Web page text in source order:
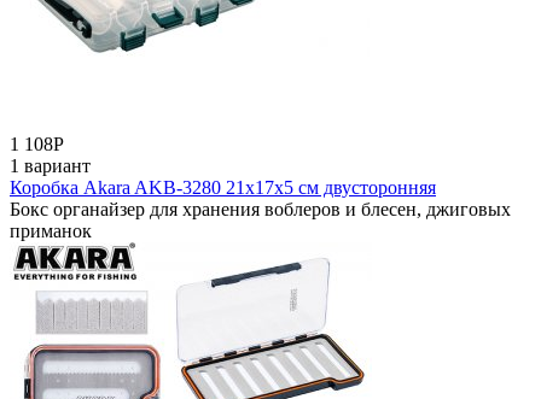
1 108Р
1 вариант
Коробка Akara AKB-3280 21x17x5 см двусторонняя
Бокс органайзер для хранения воблеров и блесен, джиговых
приманок